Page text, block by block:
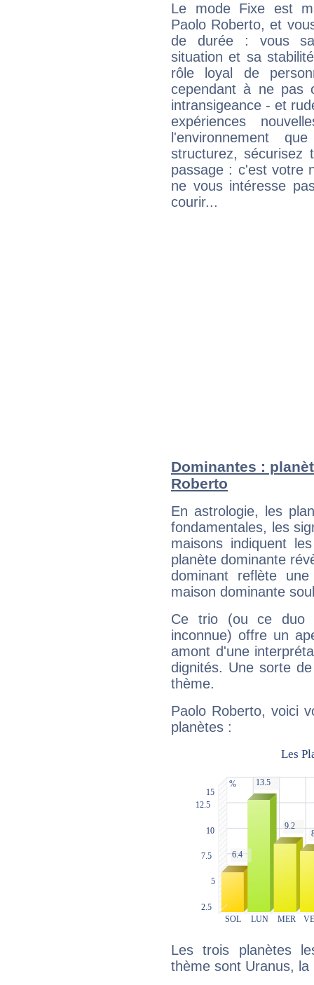
Le mode Fixe est
Paolo Roberto, et
de durée : vous
situation et sa
rôle loyal de
cependant à ne pas
intransigeance - et
expériences
l'environnement
structurez, sécurisez
passage : c'est votre
ne vous intéresse
courir...
Dominantes :
Roberto
En astrologie, les
fondamentales, les
maisons indiquent
planète dominante
dominant reflète
maison dominante
Ce trio (ou ce duo
inconnue) offre un
amont d'une
dignités. Une sorte
thème.
Paolo Roberto, voici
planètes :
Les trois planètes
thème sont Uranus,